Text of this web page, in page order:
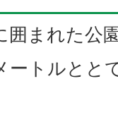
囲まれた公
ートルとと